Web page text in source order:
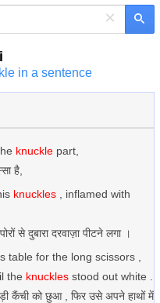
×
in a sentence
knuckle part,
है,
knuckles , inflamed with
से दुबारा दरवाज़ा पीटने लगा ।
table for the long scissors ,
the knuckles stood out white .
कैंची को छुआ , फिर उसे अपने हाथों में